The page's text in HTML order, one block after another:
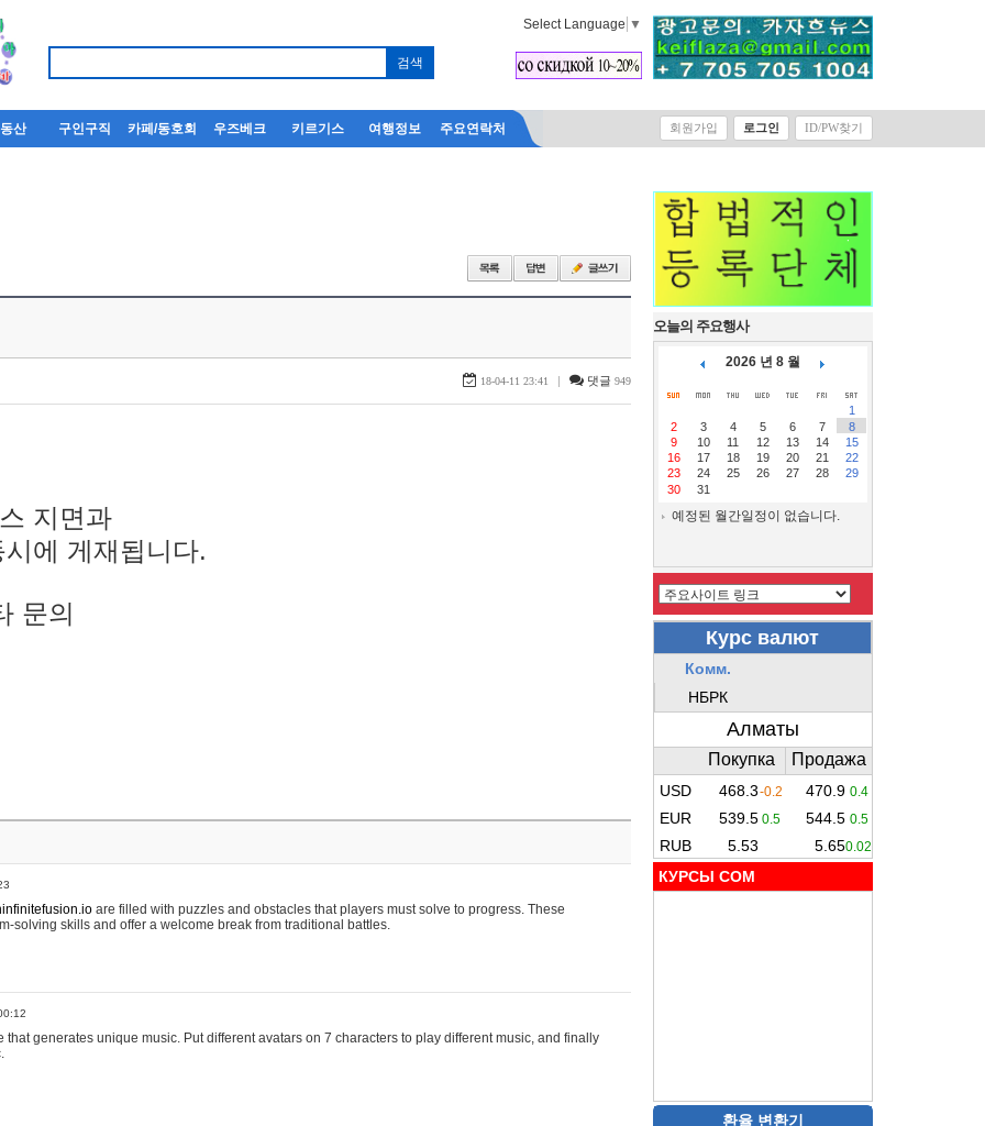
Select Language ▼
산 구인구직 카페/동호회 우즈베크 키르기스 여행정보 주요연락처 회원가입 로그인 ID/PW찾기
18-04-11 23:41 | 댓글 949
지면과
에 게재됩니다.
문의
are filled with puzzles and obstacles that players must solve to progress. These
solving skills and offer a welcome break from traditional battles.
that generates unique music. Put different avatars on 7 characters to play different music, and finally
오늘의 주요행사
2026 년 8 월
1
2
3 4 5 6 7
8
9
10 11 12 13 14
15
16
17 18 19 20 21
22
23
24 25 26 27 28
29
30
31
예정된 월간일정이 없습니다.
КУРСЫ COM
환율 변환기